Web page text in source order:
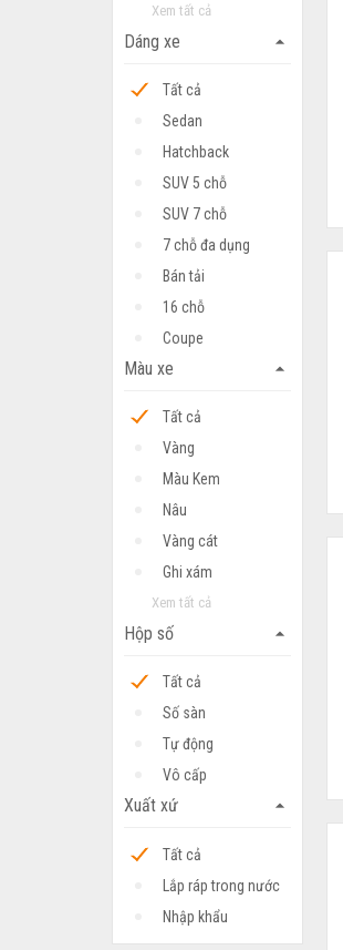
Xem tất cả
arrow_drop_up
Dáng xe
Tất cả
Sedan
Hatchback
SUV 5 chỗ
SUV 7 chỗ
7 chỗ đa dụng
Bán tải
16 chỗ
Coupe
arrow_drop_up
Màu xe
Tất cả
Vàng
Màu Kem
Nâu
Vàng cát
Ghi xám
Xem tất cả
arrow_drop_up
Hộp số
Tất cả
Số sàn
Tự động
Vô cấp
arrow_drop_up
Xuất xứ
Tất cả
Lắp ráp trong nước
Nhập khẩu